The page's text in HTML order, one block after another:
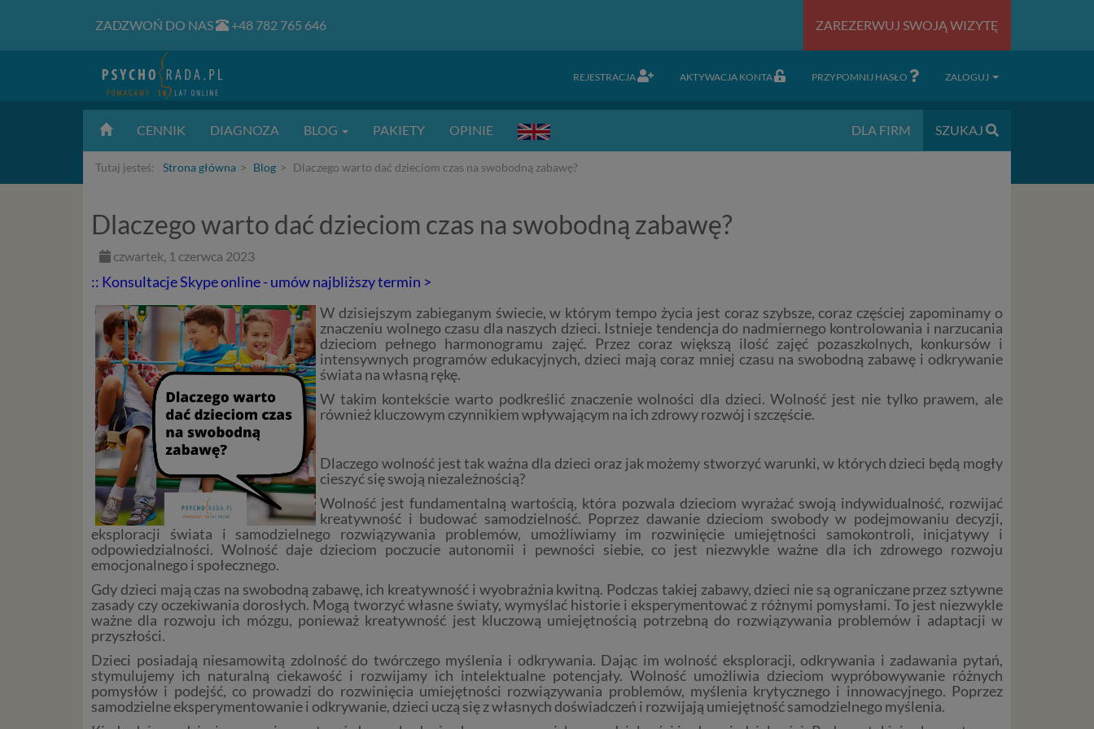
ZADZWOŃ DO NAS +48 782 765 646 ZAREZERWUJ SWOJĄ WIZYTĘ
REJESTRACJA AKTYWACJA KONTA PRZYPOMNIJ HASŁO ZALOGUJ
CENNIK DIAGNOZA BLOG PAKIETY OPINIE DLA FIRM SZUKAJ
Tutaj jesteś: Strona główna Blog Dlaczego warto dać dzieciom czas na swobodną zabawę?
Dlaczego warto dać dzieciom czas na swobodną zabawę?
czwartek, 1 czerwca 2023
:: Konsultacje Skype online - umów najbliższy termin >
W dzisiejszym zabieganym świecie, w którym tempo życia jest coraz szybsze, coraz częściej zapominamy o
znaczeniu wolnego czasu dla naszych dzieci. Istnieje tendencja do nadmiernego kontrolowania i narzucania
dzieciom pełnego harmonogramu zajęć. Przez coraz większą ilość zajęć pozaszkolnych, konkursów i
intensywnych programów edukacyjnych, dzieci mają coraz mniej czasu na swobodną zabawę i odkrywanie
świata na własną rękę.
W takim kontekście warto podkreślić znaczenie wolności dla dzieci. Wolność jest nie tylko prawem, ale
również kluczowym czynnikiem wpływającym na ich zdrowy rozwój i szczęście.
Dlaczego wolność jest tak ważna dla dzieci oraz jak możemy stworzyć warunki, w których dzieci będą mogły
cieszyć się swoją niezależnością?
Wolność jest fundamentalną wartością, która pozwala dzieciom wyrażać swoją indywidualność, rozwijać
kreatywność i budować samodzielność. Poprzez dawanie dzieciom swobody w podejmowaniu decyzji,
eksploracji świata i samodzielnego rozwiązywania problemów, umożliwiamy im rozwinięcie umiejętności samokontroli, inicjatywy i
odpowiedzialności. Wolność daje dzieciom poczucie autonomii i pewności siebie, co jest niezwykle ważne dla ich zdrowego rozwoju
emocjonalnego i społecznego.
Gdy dzieci mają czas na swobodną zabawę, ich kreatywność i wyobraźnia kwitną. Podczas takiej zabawy, dzieci nie są ograniczane przez sztywne
zasady czy oczekiwania dorosłych. Mogą tworzyć własne światy, wymyślać historie i eksperymentować z różnymi pomysłami. To jest niezwykle
ważne dla rozwoju ich mózgu, ponieważ kreatywność jest kluczową umiejętnością potrzebną do rozwiązywania problemów i adaptacji w
przyszłości.
Dzieci posiadają niesamowitą zdolność do twórczego myślenia i odkrywania. Dając im wolność eksploracji, odkrywania i zadawania pytań,
stymulujemy ich naturalną ciekawość i rozwijamy ich intelektualne potencjały. Wolność umożliwia dzieciom wypróbowywanie różnych
pomysłów i podejść, co prowadzi do rozwinięcia umiejętności rozwiązywania problemów, myślenia krytycznego i innowacyjnego. Poprzez
samodzielne eksperymentowanie i odkrywanie, dzieci uczą się z własnych doświadczeń i rozwijają umiejętność samodzielnego myślenia.